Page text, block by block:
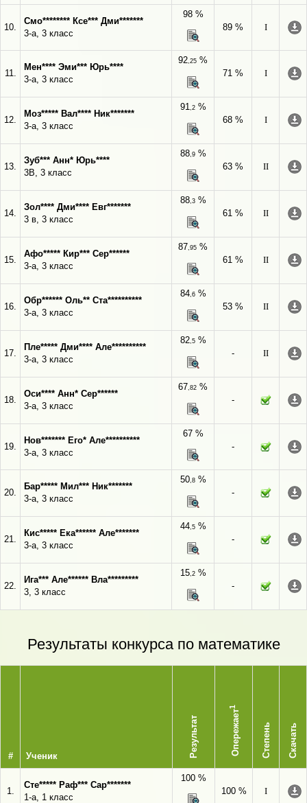
10.
Смо******** Ксе*** Дми*******
3-а, 3 класс
98 %
89 %
I
11.
Мен**** Эми*** Юрь****
3-а, 3 класс
92,25 %
71 %
I
12.
Моз***** Вал**** Ник*******
3-а, 3 класс
91,2%
68 %
I
13.
Зуб*** Анн* Юрь****
3В, 3 класс
88,9%
63 %
II
14.
Зол**** Дми**** Евг*******
3 в, 3 класс
88,3%
61 %
II
15.
Афо***** Кир*** Сер******
3-а, 3 класс
87,95 %
61 %
II
16.
Обр****** Оль** Ста**********
3-а, 3 класс
84,6%
53 %
II
17.
Пле***** Дми**** Але**********
3-а, 3 класс
82,5%
-
II
18.
Оси**** Анн* Сер******
3-а, 3 класс
67,82 %
-
19.
Нов******* Его* Але**********
3-а, 3 класс
67 %
-
20.
Бар***** Мил*** Ник*******
3-а, 3 класс
50,8%
-
21.
Кис***** Ека****** Але*******
3-а, 3 класс
44,5%
-
22.
Ига*** Але****** Вла*********
3, 3 класс
15,2%
-
Результаты конкурса по математике
# Ученик Результат Опережает
1
Степень Скачать
1.
Сте***** Раф*** Сар*******
1-а, 1 класс
100 %
100 %
I